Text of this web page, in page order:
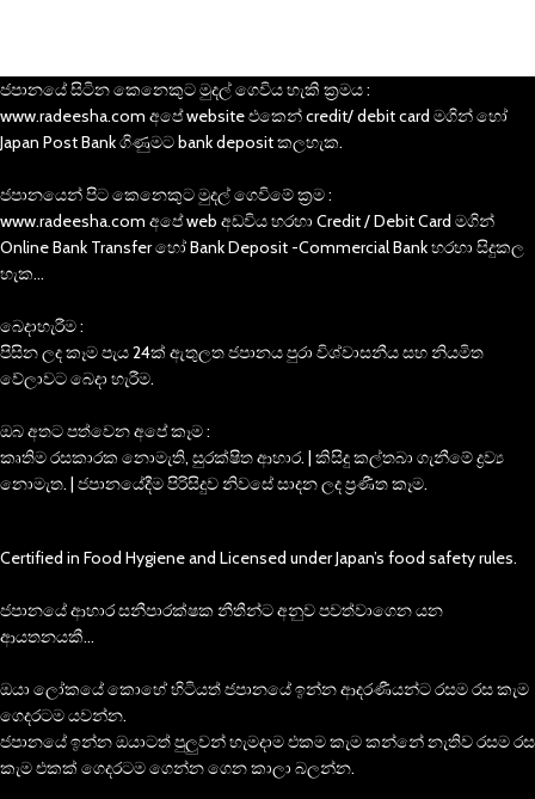
ජපානයේ සිටින කෙනෙකුට මුදල් ගෙවිය හැකි ක්‍රමය :
www.radeesha.com අපේ website එකෙන් credit/ debit card මගින් හෝ
Japan Post Bank ගිණුමට bank deposit කලහැක.
ජපානයෙන් පිට කෙනෙකුට මුදල් ගෙවිමේ ක්‍රම :
www.radeesha.com අපේ web අඩවිය හරහා Credit / Debit Card මගින්
Online Bank Transfer හෝ Bank Deposit -Commercial Bank හරහා සිදුකල
හැක…
බෙදාහැරීම :
පිසින ලද කෑම පැය 24ක් ඇතුලත ජපානය පුරා විශ්වාසනීය සහ නියමිත
වේලාවට බෙදා හැරීම.
ඔබ අතට පත්වෙන අපේ කෑම :
කෘතිම රසකාරක නොමැති, සුරක්ෂිත ආහාර. | කිසිදු කල්තබා ගැනීමේ ද්‍රව්‍ය
නොමැත. | ජපානයේදීම පිරිසිදුව නිවසේ සාදන ලද ප්‍රණීත කෑම.
Certified in Food Hygiene and Licensed under Japan’s food safety rules.
ජපානයේ ආහාර සනීපාරක්ෂක නීතීන්ට අනුව පවත්වාගෙන යන
ආයතනයකී…
ඔයා ලෝකයේ කොහේ හිටියත් ජපානයේ ඉන්න ආදරණීයන්ට රසම රස කැම
ගෙදරටම යවන්න.
ජපානයේ ඉන්න ඔයාටත් පුලුවන් හැමදාම එකම කැම කන්නේ නැතිව රසම රස
කැම එකක් ගෙදරටම ගෙන්න ගෙන කාලා බලන්න.